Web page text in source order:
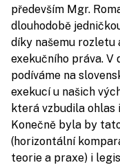
především Mgr.
dlouhodobě
díky našemu rozletu
exekučního práva. V
podíváme na
exekucí u našich
která vzbudila
Konečně byla by
(horizontální
teorie a praxe) i